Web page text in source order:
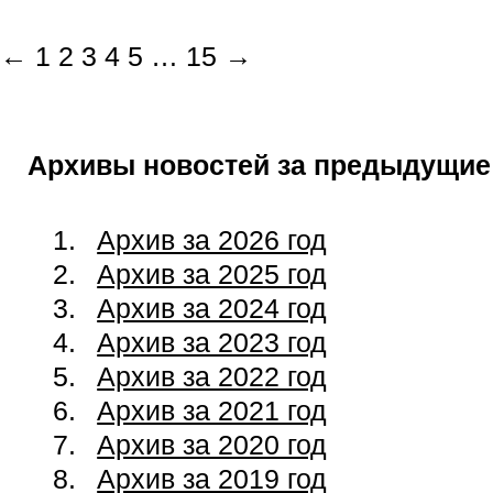
← 1 2 3 4 5 … 15 →
Архивы новостей за
Архив за 2026 год
Архив за 2025 год
Архив за 2024 год
Архив за 2023 год
Архив за 2022 год
Архив за 2021 год
Архив за 2020 год
Архив за 2019 год